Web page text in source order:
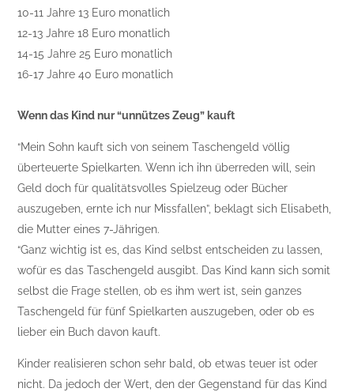
10-11 Jahre 13 Euro monatlich
12-13 Jahre 18 Euro monatlich
14-15 Jahre 25 Euro monatlich
16-17 Jahre 40 Euro monatlich
Wenn das Kind nur “unnützes Zeug” kauft
“Mein Sohn kauft sich von seinem Taschengeld völlig
überteuerte Spielkarten. Wenn ich ihn überreden will, sein
Geld doch für qualitätsvolles Spielzeug oder Bücher
auszugeben, ernte ich nur Missfallen”, beklagt sich Elisabeth,
die Mutter eines 7-Jährigen.
“Ganz wichtig ist es, das Kind selbst entscheiden zu lassen,
wofür es das Taschengeld ausgibt. Das Kind kann sich somit
selbst die Frage stellen, ob es ihm wert ist, sein ganzes
Taschengeld für fünf Spielkarten auszugeben, oder ob es
lieber ein Buch davon kauft.
Kinder realisieren schon sehr bald, ob etwas teuer ist oder
nicht. Da jedoch der Wert, den der Gegenstand für das Kind